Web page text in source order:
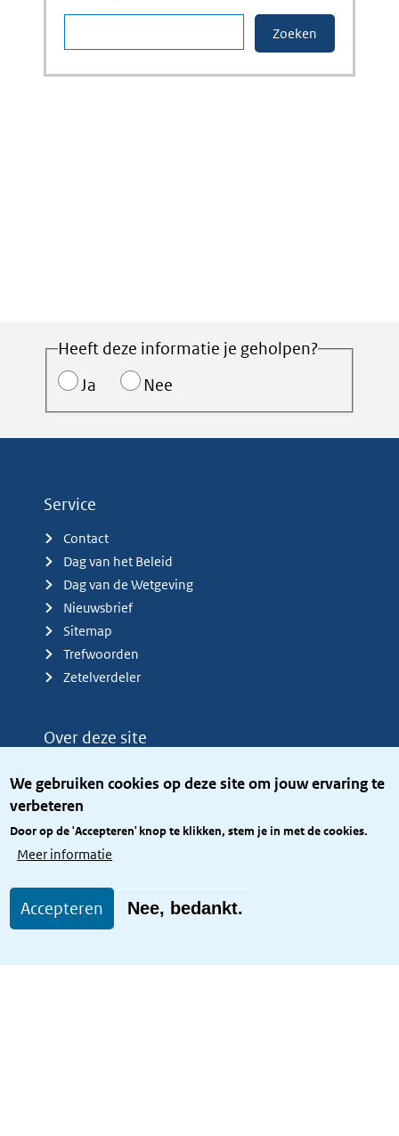
We gebruiken cookies op deze site om jouw ervaring te
verbeteren
Door op de 'Accepteren' knop te klikken, stem je in met de cookies.
Meer informatie
Accepteren Nee, bedankt.
Heeft deze informatie je geholpen?
Ja
Nee
Service
Contact
Dag van het Beleid
Dag van de Wetgeving
Nieuwsbrief
Sitemap
Trefwoorden
Zetelverdeler
Over deze site
Privacy
Toegang site openbaar
Toegankelijkheid